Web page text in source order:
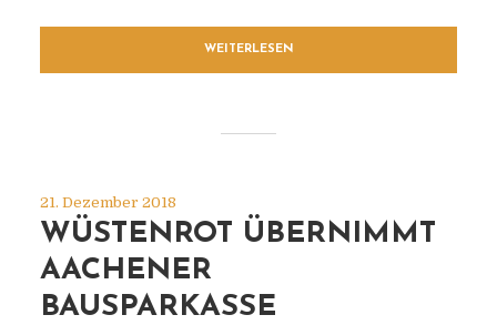
WEITERLESEN
21. Dezember 2018
WÜSTENROT ÜBERNIMMT
AACHENER
BAUSPARKASSE